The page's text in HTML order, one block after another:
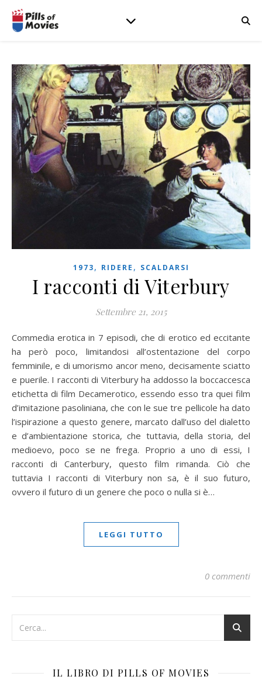
1973, RIDERE , SCALDARSI
I racconti di Viterbury
Settembre 21, 2015
Commedia erotica in 7 episodi, che di erotico ed eccitante
ha però poco, limitandosi all’ostentazione del corpo
femminile, e di umorismo ancor meno, decisamente sciatto
e puerile. I racconti di Viterbury ha addosso la boccaccesca
etichetta di film Decamerotico, essendo esso tra quei film
d’imitazione pasoliniana, che con le sue tre pellicole ha dato
l’ispirazione a questo genere, marcato dall’uso del dialetto
e d’ambientazione storica, che tuttavia, della storia, del
medioevo, poco se ne frega. Proprio a uno di essi, I
racconti di Canterbury, questo film rimanda. Ciò che
tuttavia I racconti di Viterbury non sa, è il suo futuro,
ovvero il futuro di un genere che poco o nulla si è…
LEGGI TUTTO
0 commenti
IL LIBRO DI PILLS OF MOVIES